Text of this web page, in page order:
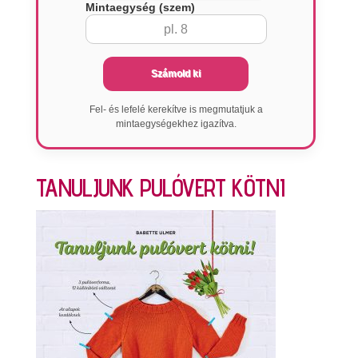
Mintaegység (szem)
Számold ki
Fel- és lefelé kerekítve is megmutatjuk a
mintaegységekhez igazítva.
TANULJUNK PULÓVERT KÖTNI